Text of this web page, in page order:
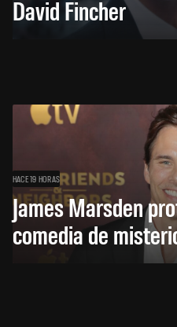
David Fincher
HACE 19 HORAS
James Marsden
comedia de